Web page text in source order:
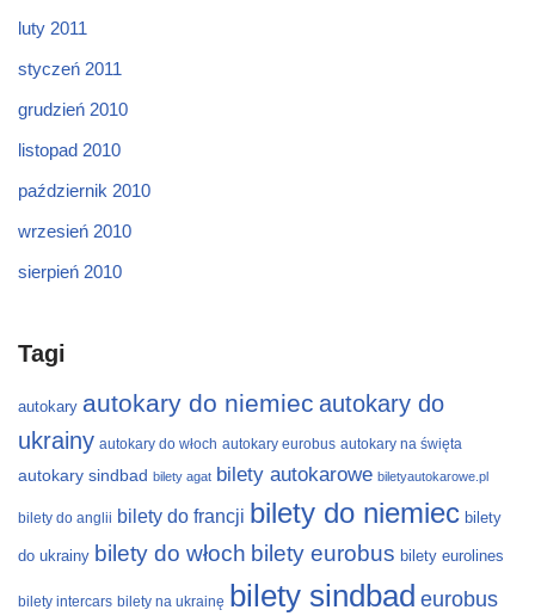
luty 2011
styczeń 2011
grudzień 2010
listopad 2010
październik 2010
wrzesień 2010
sierpień 2010
Tagi
autokary autokary do niemiec autokary do
ukrainy autokary do włoch autokary eurobus autokary na święta
autokary sindbad bilety agat bilety autokarowe biletyautokarowe.pl
bilety do anglii bilety do francji bilety do niemiec bilety
do ukrainy bilety do włoch bilety eurobus bilety eurolines
bilety intercars bilety na ukrainę bilety sindbad eurobus